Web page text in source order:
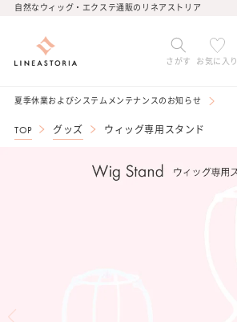
ンツに
自然なウィッグ・エクステ通販のリネアストリア
さがす お気に入り
夏季休業およびシステムメンテナンスのお知らせ
TOP グッズ ウィッグ専用スタンド